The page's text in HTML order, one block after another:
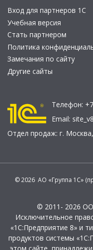
Вход для партнеров 1С
Учебная версия
Стать партнером
Политика
Замечания по сайту
Другие сайты
Телефон:
Email:
Отдел продаж: г. Москва,
© 2026 АО «Группа 1С»
© 2011- 2026
Исключительное
«1С:Предприятие 8» и
продуктов системы